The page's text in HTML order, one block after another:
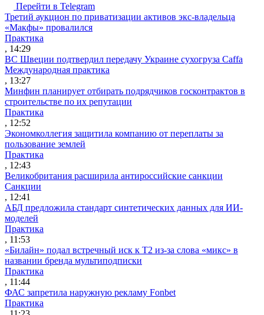
Перейти в Telegram
Третий аукцион по приватизации активов экс-владельца
«Макфы» провалился
Практика
, 14:29
ВС Швеции подтвердил передачу Украине сухогруза Caffa
Международная практика
, 13:27
Минфин планирует отбирать подрядчиков госконтрактов в
строительстве по их репутации
Практика
, 12:52
Экономколлегия защитила компанию от переплаты за
пользование землей
Практика
, 12:43
Великобритания расширила антироссийские санкции
Санкции
, 12:41
АБД предложила стандарт синтетических данных для ИИ-
моделей
Практика
, 11:53
«Билайн» подал встречный иск к Т2 из-за слова «микс» в
названии бренда мультиподписки
Практика
, 11:44
ФАС запретила наружную рекламу Fonbet
Практика